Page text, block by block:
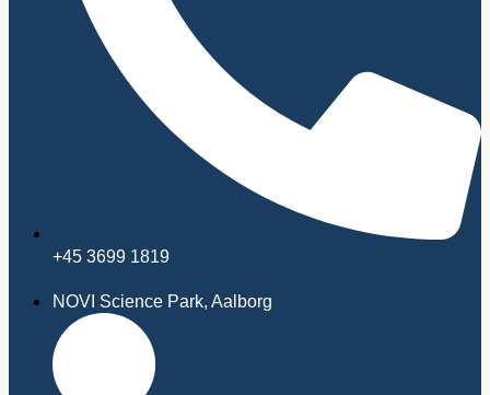
+45 3699 1819
NOVI Science Park, Aalborg